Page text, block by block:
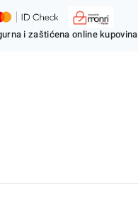
i zaštićena online kupovina